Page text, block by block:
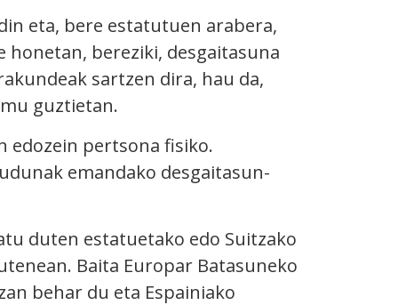
eta, bere estatutuen arabera,
bereziki, desgaitasuna
sartzen dira, hau da,
guztietan.
edozein pertsona fisiko.
emandako desgaitasun-
duten estatuetako edo Suitzako
Baita Europar Batasuneko
behar du eta Espainiako